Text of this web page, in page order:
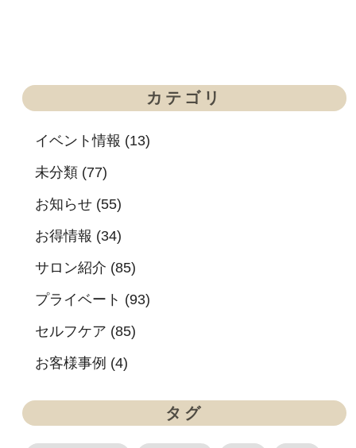
カテゴリ
イベント情報 (13)
未分類 (77)
お知らせ (55)
お得情報 (34)
サロン紹介 (85)
プライベート (93)
セルフケア (85)
お客様事例 (4)
タグ